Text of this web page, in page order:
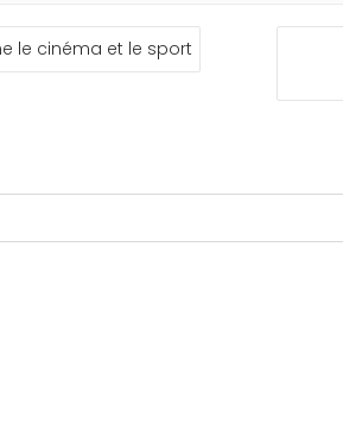
le cinéma et le sport